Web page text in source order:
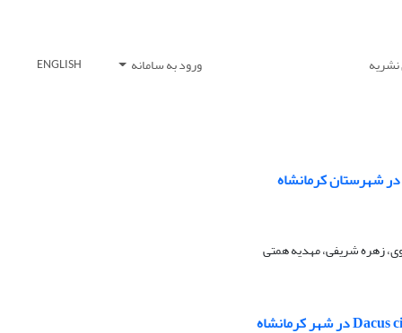
نشریه ورود به سامانه ENGLISH
زهره شریفی، مهدیه همتی